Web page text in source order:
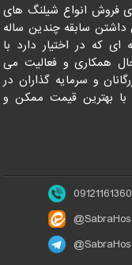
فروش انواع شیلنگ های
سابقه چندین ساله
که در اختیار دارد با
همکاری و فعالیت می
و سرمایه گذاران در
بهترین قیمت ممکن و
09121161360